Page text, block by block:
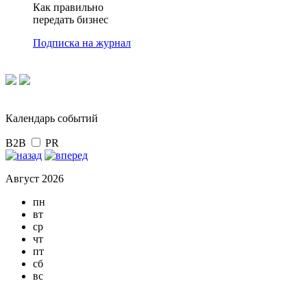
Как правильно
передать бизнес
Подписка на журнал
Календарь событий
B2B PR
Август 2026
пн
вт
ср
чт
пт
сб
вс